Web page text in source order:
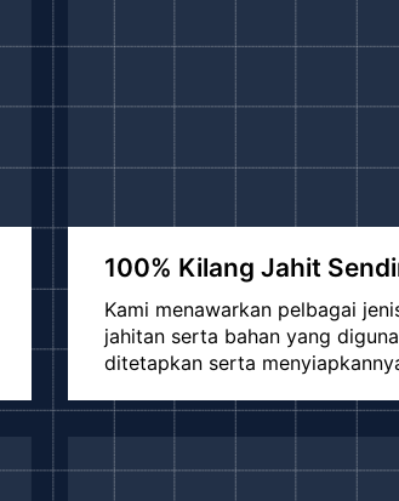
100% Kilang Jahit
Kami menawarkan pelbagai
jahitan serta bahan yang
ditetapkan serta